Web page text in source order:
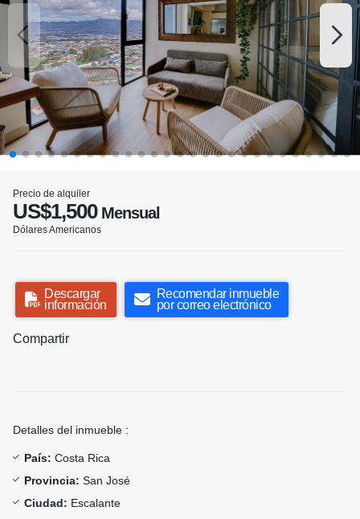
Precio de alquiler
US$1,500Mensual
Dólares Americanos
Descargar
información
Recomendar inmueble
por correo electrónico
Compartir
Detalles del inmueble :
País: Costa Rica
Provincia: San José
Ciudad: Escalante